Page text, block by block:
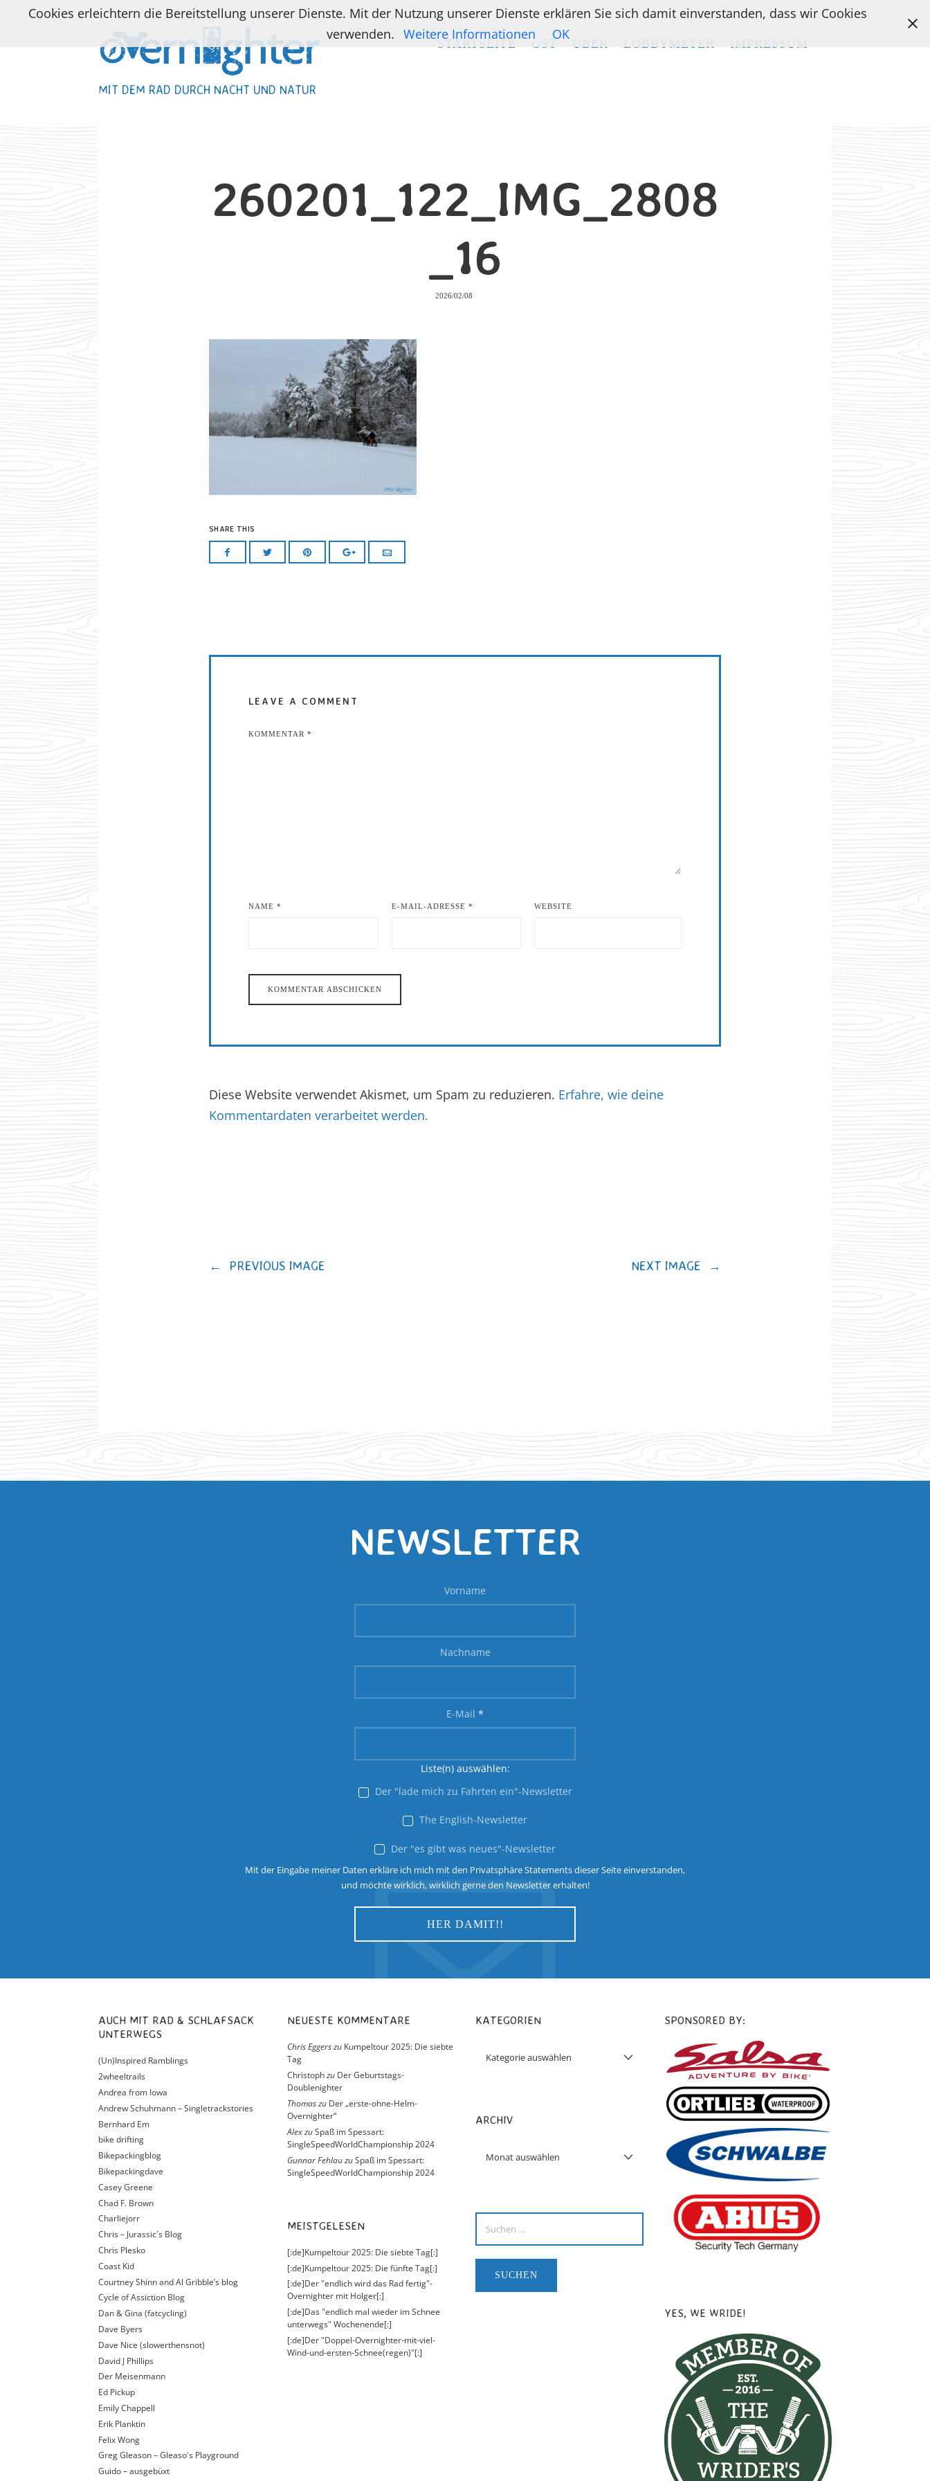
STARTSEITE GST ÜBER LOBBYMETER IMPRESSUM
MIT DEM RAD DURCH NACHT UND NATUR
STARTSEITE GST ÜBER LOBBYMETER IMPRESSUM
MIT DEM RAD DURCH NACHT UND NATUR
260201_122_IMG_2808
_16
2026/02/08
SHARE THIS
LEAVE A COMMENT
KOMMENTAR *
NAME * E-MAIL-ADRESSE * WEBSITE
Diese Website verwendet Akismet, um Spam zu reduzieren. Erfahre, wie deine
Kommentardaten verarbeitet werden.
← PREVIOUS IMAGE NEXT IMAGE →
NEWSLETTER
Vorname
Nachname
E-Mail *
Liste(n) auswählen:
Der "lade mich zu Fahrten ein"-Newsletter
The English-Newsletter
Der "es gibt was neues"-Newsletter
Mit der Eingabe meiner Daten erkläre ich mich mit den Privatsphäre Statements dieser Seite einverstanden,
und möchte wirklich, wirklich gerne den Newsletter erhalten!
AUCH MIT RAD & SCHLAFSACK
UNTERWEGS
(Un)Inspired Ramblings
2wheeltrails
Andrea from Iowa
Andrew Schuhmann – Singletrackstories
Bernhard Em
bike drifting
Bikepackingblog
Bikepackingdave
Casey Greene
Chad F. Brown
Charliejorr
Chris – Jurassic´s Blog
Chris Plesko
Coast Kid
Courtney Shinn and Al Gribble’s blog
Cycle of Assiction Blog
Dan & Gina (fatcycling)
Dave Byers
Dave Nice (slowerthensnot)
David J Phillips
Der Meisenmann
Ed Pickup
Emily Chappell
Erik Planktin
Felix Wong
Greg Gleason – Gleaso's Playground
Guido – ausgebüxt
NEUESTE KOMMENTARE
Chris Eggerszu Kumpeltour 2025: Die siebte
Tag
Christophzu Der Geburtstags-
Doublenighter
Thomaszu Der „erste-ohne-Helm-
Overnighter“
AlexzuSpaß im Spessart:
SingleSpeedWorldChampionship 2024
Gunnar FehlauzuSpaß im Spessart:
SingleSpeedWorldChampionship 2024
MEISTGELESEN
[:de]Kumpeltour 2025: Die siebte Tag[:]
[:de]Kumpeltour 2025: Die fünfte Tag[:]
[:de]Der "endlich wird das Rad fertig"-
Overnighter mit Holger[:]
[:de]Das "endlich mal wieder im Schnee
unterwegs" Wochenende[:]
[:de]Der "Doppel-Overnighter-mit-viel-
Wind-und-ersten-Schnee(regen)"[:]
KATEGORIEN
ARCHIV
SPONSORED BY:
YES, WE WRIDE!
Cookies erleichtern die Bereitstellung unserer Dienste. Mit der Nutzung unserer Dienste erklären Sie sich damit einverstanden, dass wir Cookies
verwenden. Weitere Informationen OK